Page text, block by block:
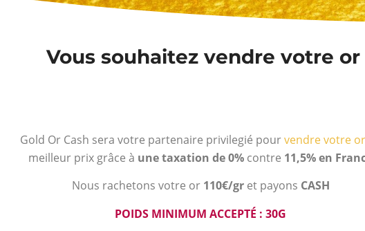
Vous souhaitez vendre votre
Gold Or Cash sera votre partenaire privilegié pourvendre votre or
meilleur prix grâce à une taxation de 0% contre 11,5% en
Nous rachetons votre or 110€/gr et payons CASH
POIDS MINIMUM ACCEPTÉ : 30G